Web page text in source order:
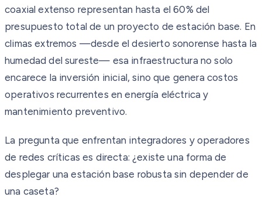
coaxial extenso representan hasta el 60% del
presupuesto total de un proyecto de estación base. En
climas extremos —desde el desierto sonorense hasta la
humedad del sureste— esa infraestructura no solo
encarece la inversión inicial, sino que genera costos
operativos recurrentes en energía eléctrica y
mantenimiento preventivo.
La pregunta que enfrentan integradores y operadores
de redes críticas es directa: ¿existe una forma de
desplegar una estación base robusta sin depender de
una caseta?